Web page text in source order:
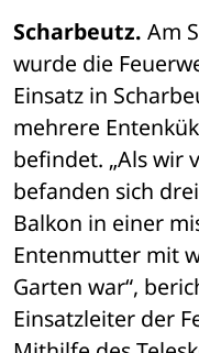
Scharbeutz. Am
wurde die
Einsatz in
mehrere
befindet. „Als wir
befanden sich
Balkon in einer
Entenmutter mit
Garten war“,
Einsatzleiter der